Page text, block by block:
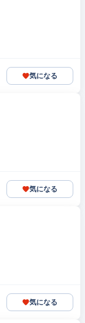
気になる
気になる
気になる